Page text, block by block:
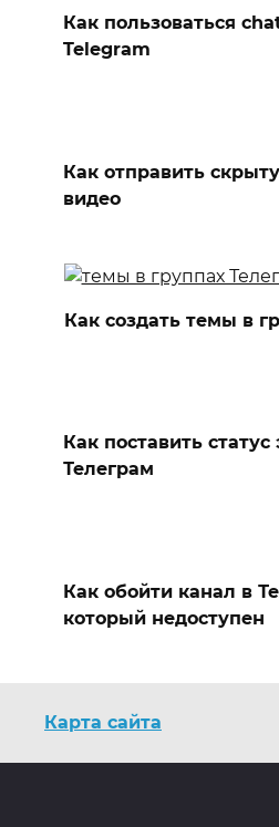
Как пользоваться
Telegram
Как отправить
видео
Как создать темы в
Как поставить
Телеграм
Как обойти канал в
который недоступен
Карта сайта